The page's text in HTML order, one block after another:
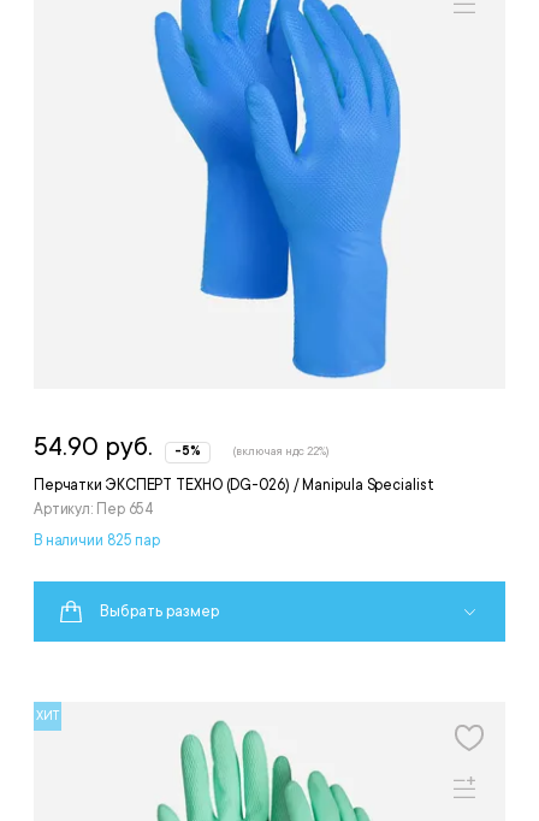
Перчатки ЭКСПЕРТ ТЕХНО (DG-026) / Manipula Specialist
Артикул: Пер 654
54.90 руб. -5% (включая ндс 22%)
В наличии 825 пар
Выбрать размер
ХИТ